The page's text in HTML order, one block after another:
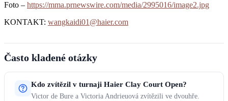
Foto – https://mma.prnewswire.com/media/2995016/image2.jpg
KONTAKT: wangkaidi01@haier.com
Často kladené otázky
Kdo zvítězil v turnaji Haier Clay Court Open?
Victor de Bure a Victoria Andrieuová zvítězili ve dvouhře.